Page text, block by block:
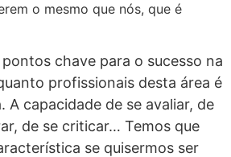
o mesmo que nós, que é
chave para o sucesso na
profissionais desta área é
A capacidade de se avaliar, de
de se criticar… Temos que
se quisermos ser